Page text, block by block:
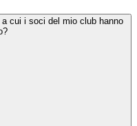
cui i soci del mio club hanno